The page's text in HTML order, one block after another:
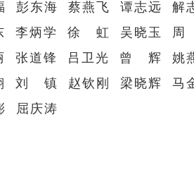
彭东海 蔡燕飞 谭志远 解
李炳学 徐 虹 吴晓玉 周
张道锋 吕卫光 曾 辉 姚
刘 镇 赵钦刚 梁晓辉 马
屈庆涛